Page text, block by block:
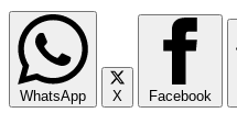
WhatsApp X Facebook